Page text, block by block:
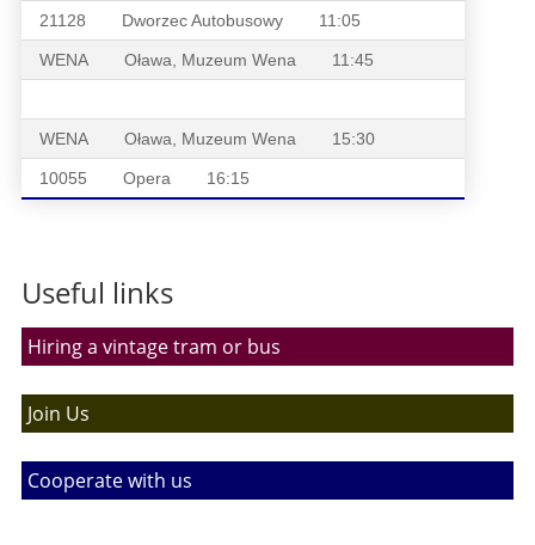
21128 Dworzec Autobusowy 11:05
WENA Oława, Muzeum Wena 11:45
WENA Oława, Muzeum Wena 15:30
10055 Opera 16:15
Useful links
Hiring a vintage tram or bus
Join Us
Cooperate with us